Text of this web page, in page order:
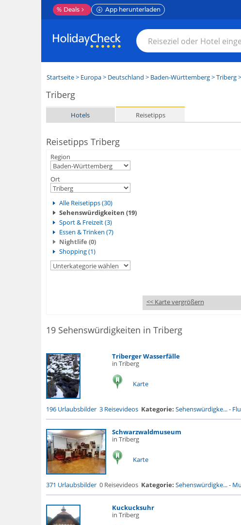
% Deals App herunterladen
Startseite> Europa> Deutschland > Baden-Württemberg>Triberg
Triberg
Hotels Reisetipps
Reisetipps Triberg
Region
Ort
Alle Reisetipps (30)
Sehenswürdigkeiten (19)
Sport & Freizeit (3)
Essen & Trinken (7)
Nightlife (0)
Shopping (1)
<< Karte vergrößern
19 Sehenswürdigkeiten in Triberg
Triberger Wasserfälle
in Triberg
Karte
196 Urlaubsbilder 3 Reisevideos Kategorie: Sehenswürdigke...-
Schwarzwaldmuseum
in Triberg
Karte
371 Urlaubsbilder 0 Reisevideos Kategorie: Sehenswürdigke...-
Kuckucksuhr
in Triberg